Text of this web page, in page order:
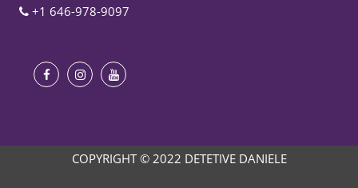
+1 646-978-9097
COPYRIGHT © 2022 DETETIVE DANIELE